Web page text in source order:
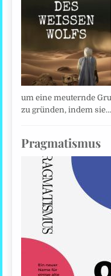
um eine meuternde
zu gründen, indem
Pragmatismus